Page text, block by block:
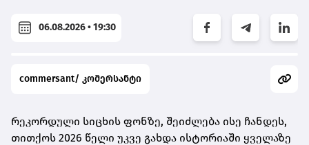
06.08.2026 • 19:30
commersant/ კომერსანტი
რეკორდული სიცხის ფონზე, შეიძლება ისე ჩანდეს,
თითქოს 2026 წელი უკვე გახდა ისტორიაში ყველაზე